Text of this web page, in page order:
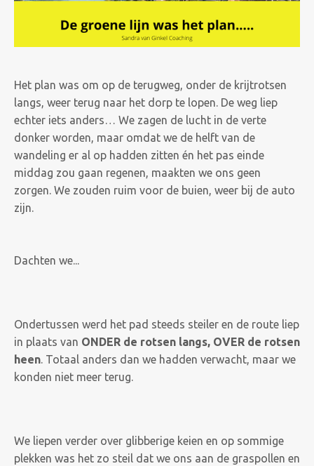
Het plan was om op de terugweg, onder de krijtrotsen
langs, weer terug naar het dorp te lopen. De weg liep
echter iets anders… We zagen de lucht in de verte
donker worden, maar omdat we de helft van de
wandeling er al op hadden zitten én het pas einde
middag zou gaan regenen, maakten we ons geen
zorgen. We zouden ruim voor de buien, weer bij de auto
zijn.
Dachten we...
Ondertussen werd het pad steeds steiler en de route liep
in plaats van ONDER de rotsen langs, OVER de rotsen
heen. Totaal anders dan we hadden verwacht, maar we
konden niet meer terug.
We liepen verder over glibberige keien en op sommige
plekken was het zo steil dat we ons aan de graspollen en